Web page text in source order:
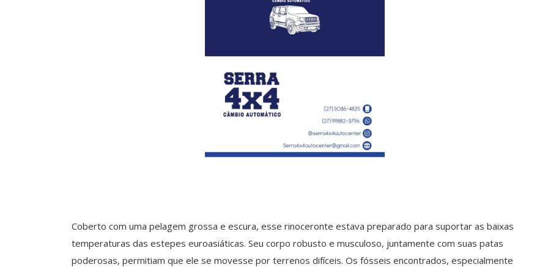
Coberto com uma pelagem grossa e escura, esse rinoceronte estava preparado para suportar as baixas
temperaturas das estepes euroasiáticas. Seu corpo robusto e musculoso, juntamente com suas patas
poderosas, permitiam que ele se movesse por terrenos difíceis. Os fósseis encontrados, especialmente